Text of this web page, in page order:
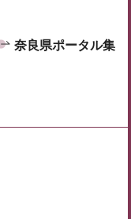
奈良県ポータル集